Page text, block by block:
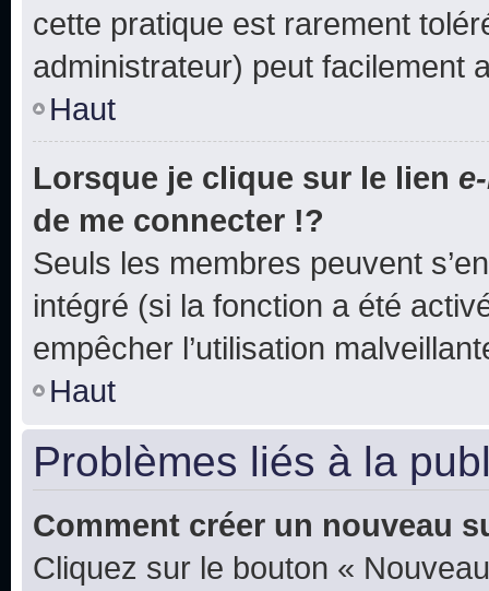
cette pratique est rarement
administrateur) peut facilement
Haut
Lorsque je clique sur le lien
de me connecter !?
Seuls les membres peuvent
intégré (si la fonction a été
empêcher l’utilisation
Haut
Problèmes liés à la
Comment créer un nouveau
Cliquez sur le bouton «